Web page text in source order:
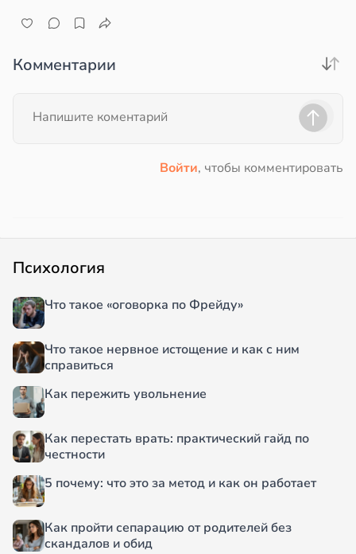
Комментарии
Войти, чтобы комментировать
Психология
Что такое «оговорка по Фрейду»
Что такое нервное истощение и как с ним
справиться
Как пережить увольнение
Как перестать врать: практический гайд по
честности
5 почему: что это за метод и как он работает
Как пройти сепарацию от родителей без
скандалов и обид